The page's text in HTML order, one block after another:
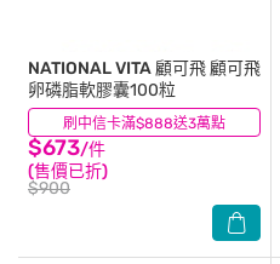
刷中信卡滿$888送3萬點
NATIONAL VITA 顧可飛顧可飛
卵磷脂軟膠囊100粒
$673/件
(售價已折)
$900
(11)